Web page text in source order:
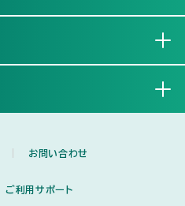
お問い合わせ
ご利用サポート